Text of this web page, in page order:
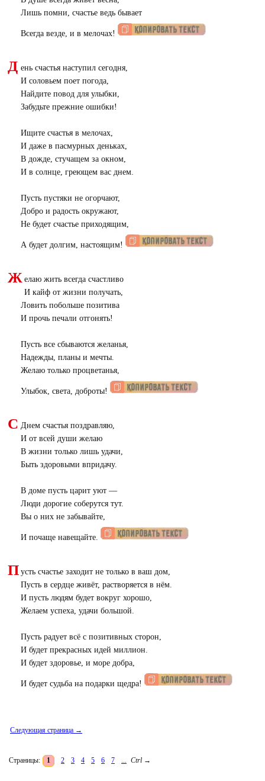
Лишь помни, счастье ведь бывает
Всегда везде, и в мелочах!
Д ень счастья наступил сегодня,
И соловьем поет погода,
Найдите повод для улыбки,
Забудьте прежние ошибки!
Ищите счастья в мелочах,
И даже в пасмурных деньках,
В дожде, стучащем за окном,
И в солнце, греющем вас днем.
Пусть пустяки не огорчают,
Добро и радость окружают,
Не будет счастье приходящим,
А будет долгим, настоящим!
Ж елаю жить всегда счастливо
И кайф от жизни получать,
Ловить побольше позитива
И прочь печали отгонять!
Пусть все сбываются желанья,
Надежды, планы и мечты.
Желаю только процветанья,
Улыбок, света, доброты!
С Днем счастья поздравляю,
И от всей души желаю
В жизни только лишь удачи,
Быть здоровыми впридачу.
В доме пусть царит уют —
Люди дорогие соберутся тут.
Вы о них не забывайте,
И почаще навещайте.
П усть счастье заходит не только в ваш дом,
Пусть в сердце живёт, растворяется в нём.
И пусть людям будет вокруг хорошо,
Желаем успеха, удачи большой.
Пусть радует всё с позитивных сторон,
И будет прекрасных идей миллион.
И будет здоровье, и море добра,
И будет судьба на подарки щедра!
Следующая страница →
Страницы: 1 2 3 4 5 6 7 ... Ctrl →